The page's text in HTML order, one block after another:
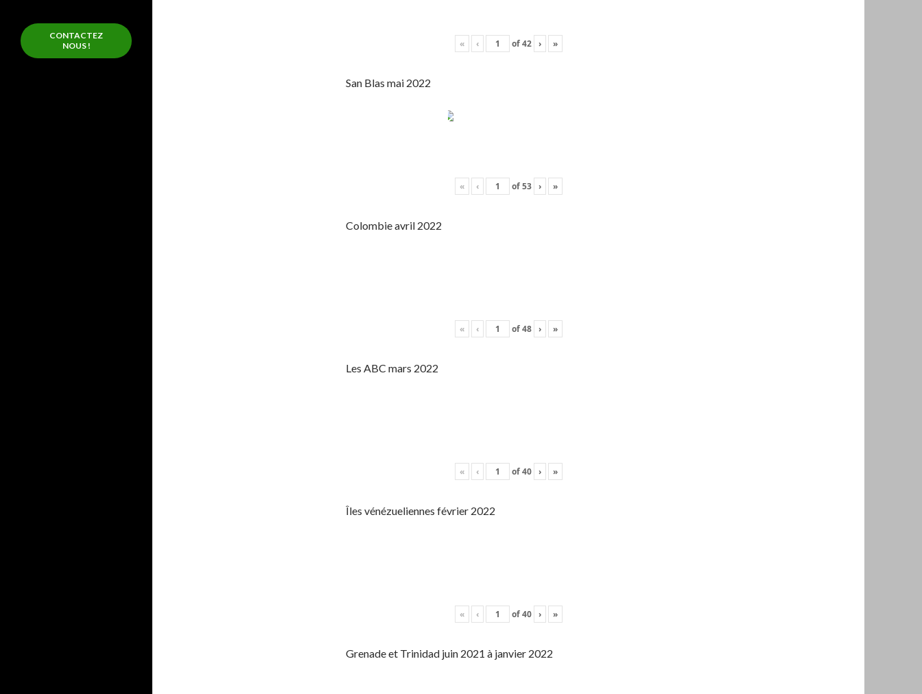
« ‹ of42 › »
San Blas mai 2022
« ‹ of53 › »
Colombie avril 2022
« ‹ of48 › »
Les ABC mars 2022
« ‹ of40 › »
Îles vénézueliennes février 2022
« ‹ of40 › »
Grenade et Trinidad juin 2021 à janvier 2022
CONTACTEZ
NOUS !